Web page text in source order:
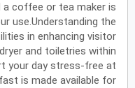
حالأحد نالاثنينثالثلاثاءر
سبتمبر
coffee or tea maker is
use.Understanding the
in enhancing visitor
and toiletries within
your day stress-free at
is made available for